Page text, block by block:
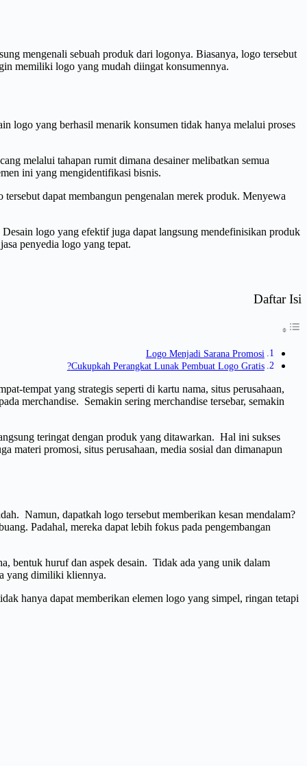
mengenali sebuah produk dari logonya. Biasanya, logo tersebut
memiliki logo yang mudah diingat konsumennya.
logo yang berhasil menarik konsumen tidak hanya melalui proses
melalui tahapan rumit dimana desainer melibatkan semua
ini yang mengidentifikasi bisnis.
dapat membangun pengenalan merek produk. Menyewa
logo yang efektif juga dapat langsung mendefinisikan produk
penyedia logo yang tepat.
Daftar Isi
Logo Menjadi Sarana Promosi
Cukupkah Perangkat Lunak Pembuat Logo Gratis?
tempat yang strategis seperti di kartu nama, situs perusahaan,
merchandise. Semakin sering merchandise tersebar, semakin
teringat dengan produk yang ditawarkan. Hal ini sukses
materi promosi, situs perusahaan, media sosial dan dimanapun
Namun, dapatkah logo tersebut memberikan kesan mendalam?
Padahal, mereka dapat lebih fokus pada pengembangan
bentuk huruf dan aspek desain. Tidak ada yang unik dalam
yang dimiliki kliennya.
hanya dapat memberikan elemen logo yang simpel, ringan tetapi